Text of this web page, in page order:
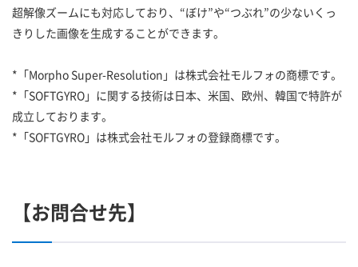
超解像ズームにも対応しており、“ぼけ”や“つぶれ”の少ないくっ
きりした画像を生成することができます。
*「Morpho Super-Resolution」は株式会社モルフォの商標です。
*「SOFTGYRO」に関する技術は日本、米国、欧州、韓国で特許が
成立しております。
*「SOFTGYRO」は株式会社モルフォの登録商標です。
【お問合せ先】